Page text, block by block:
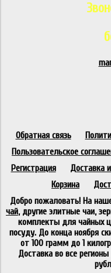
Обратная связь
Пользовательское
Регистрация
Доставка
Корзина
Добро пожаловать! На
чай, другие элитные чаи,
комплекты для чайных
посуду. До конца ноября
от 100 грамм до 1
Доставка во все